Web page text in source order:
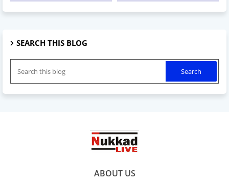
SEARCH THIS BLOG
ABOUT US